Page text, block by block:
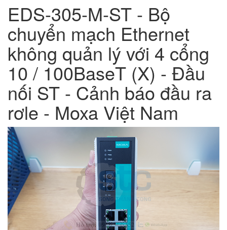
EDS-305-M-ST - Bộ
chuyển mạch Ethernet
không quản lý với 4 cổng
10 / 100BaseT (X) - Đầu
nối ST - Cảnh báo đầu ra
rơle - Moxa Việt Nam